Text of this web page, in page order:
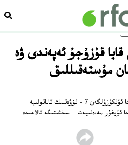
قۇزۇجۇ ئەپەندى ۋە
مۇستەقىللىق
ئەنقەرەنىڭ ئەتىمەسگۇت رايونىدا ئۆتكۈزۈلگەن 7 - نۆۋەتلىك ئاناتولىيە
ئۇيغۇر مەدەنىيەت - سەنئىتىگە ئالاھىدە